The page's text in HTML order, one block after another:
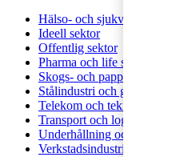
Hälso- och sjukvård
Ideell sektor
Offentlig sektor
Pharma och life sciences
Skogs- och pappersindustri
Stålindustri och gruvnäring
Telekom och teknologi
Transport och logistik
Underhållning och media
Verkstadsindustri